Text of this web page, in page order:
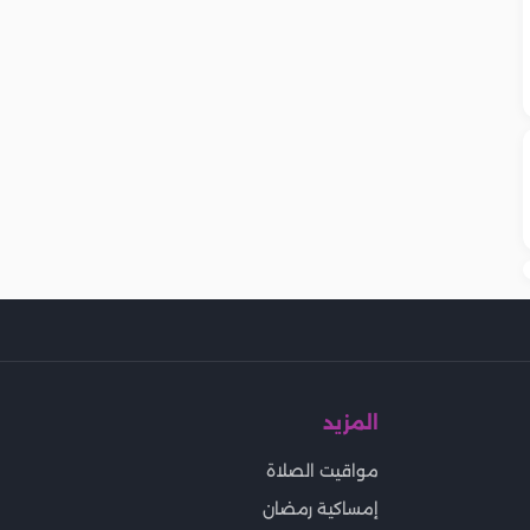
المزيد
مواقيت الصلاة
إمساكية رمضان